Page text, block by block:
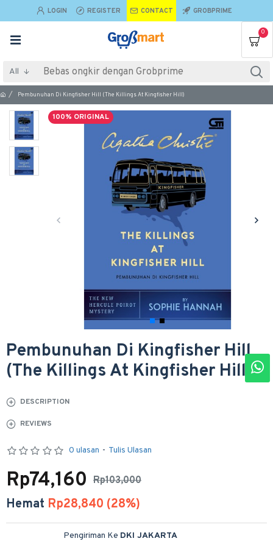
LOGIN REGISTER CONTACT GROBPRIME
0
All
Pembunuhan Di Kingfisher Hill (The Killings At Kingfisher Hill)
100% ORIGINAL
Pembunuhan Di Kingfisher Hill
(The Killings At Kingfisher Hill)
DESCRIPTION
REVIEWS
0 ulasan - Tulis Ulasan
Rp103,000
Rp74,160
Hemat Rp28,840 (28%)
Pengiriman Ke DKI JAKARTA